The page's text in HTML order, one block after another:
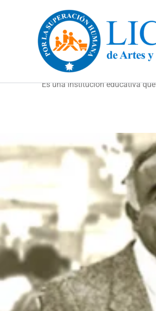
Es una institución educativa